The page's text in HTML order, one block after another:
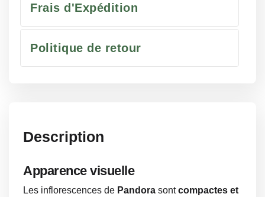
Frais d'Expédition
Politique de retour
Description
Apparence visuelle
Les inflorescences de Pandora sontcompactes et